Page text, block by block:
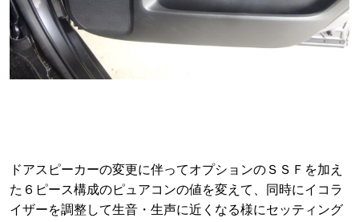
ドアスピーカーの変更に伴ってオプションのＳＳＦを加え
た６ピース構成のピュアコンの値を変えて、同時にイコラ
イザーを調整して生音・生声に近くなる様にセッティング